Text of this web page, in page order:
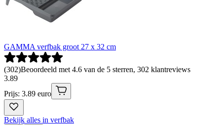
GAMMA verfbak groot 27 x 32 cm
(302)Beoordeeld met 4.6 van de 5 sterren, 302 klantreviews
3.89
Prijs: 3.89 euro
Bekijk alles in verfbak